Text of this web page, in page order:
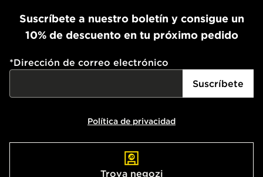
Suscríbete a nuestro boletín y consigue un
10% de descuento en tu próximo pedido
*Dirección de correo electrónico
Suscríbete
Política de privacidad
Trova negozi